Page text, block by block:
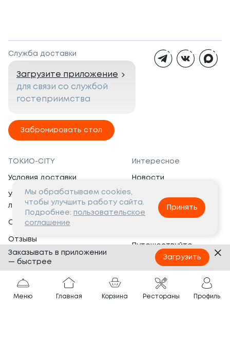
Служба доставки
Загрузите приложение
для связи со службой
гостеприимства
Забронировать стол
ТОКИО-CITY
Условия доставки
Условия программы
лояльности
Сертификаты
Отзывы
Банкеты
Вопросы и ответы
Интересное
Новости
Вакансии
Социальная жизнь
Путешествуйте
с ТОКИО-CITY
Партнёрам
Франшиза
Меню Главная Корзина Рестораны Профиль
Мы обрабатываем cookies,
чтобы улучшить работу сайта.
Подробнее: пользовательское
соглашение
Принять
Заказывать в приложении
— быстрее
Загрузить